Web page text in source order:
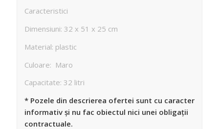
Caracteristici
Dimensiuni: 32 x 51 x 25 cm
Material: plastic
Culoare: Maro
Capacitate: 32 litri
* Pozele din descrierea ofertei sunt cu caracter
informativ și nu fac obiectul nici unei obligații
contractuale.